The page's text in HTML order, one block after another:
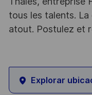
tous les talents.
atout. Postulez et
Explorar